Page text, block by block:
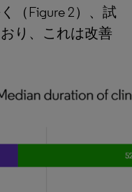
（Figure 2）、試
り、これは改善